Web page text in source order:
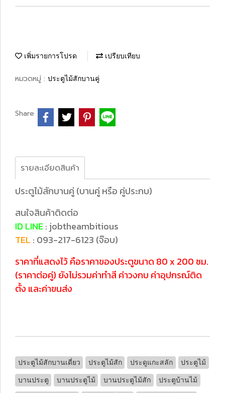
เพิ่มรายการโปรด เปรียบเทียบ
หมวดหมู่ : ประตูไม้สักบานคู่
Share
รายละเอียดสินค้า
ประตูไม้สักบานคู่ (บานคู่ หรือ คู่ประกบ)
สนใจสินค้าติดต่อ
ID LINE : jobtheambitious
TEL : 093-217-6123 (จ๊อบ)
ราคาที่แสดงไว้ คือราคาของประตูขนาด 80 x 200 ซม.
(ราคาต่อคู่) ยังไม่รวมค่าทำสี ค่าวงกบ ค่าอุปกรณ์ติด
ตั้ง และค่าขนส่ง
ประตูไม้สักบานเดี่ยว ประตูไม้สัก ประดูแกะสลัก ประตูไม้
บานประตู บานประตูไม้ บานประตูไม้สัก ประตูบ้านไม้